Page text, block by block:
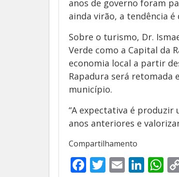
anos de governo foram
ainda virão, a tendência
Sobre o turismo, Dr.
Verde como a Capital da
economia local a partir
Rapadura será retomada
município.
“A expectativa é produzir
anos anteriores e
Compartilhamento
Facebook
Twitter
Email